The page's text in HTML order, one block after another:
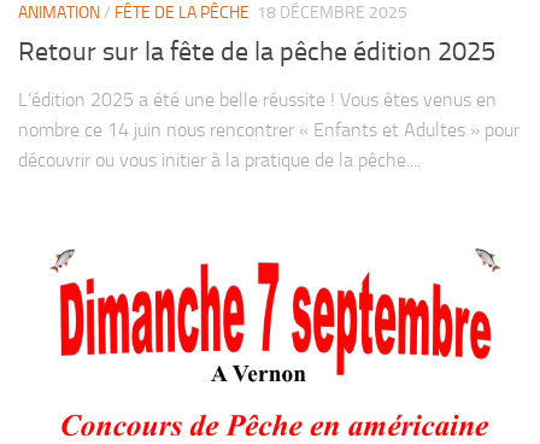
ANIMATION/ FÊTE DE LA PÊCHE 18 DÉCEMBRE 2025
Retour sur la fête de la pêche édition 2025
L’édition 2025 a été une belle réussite ! Vous êtes venus en
nombre ce 14 juin nous rencontrer « Enfants et Adultes » pour
découvrir ou vous initier à la pratique de la pêche....